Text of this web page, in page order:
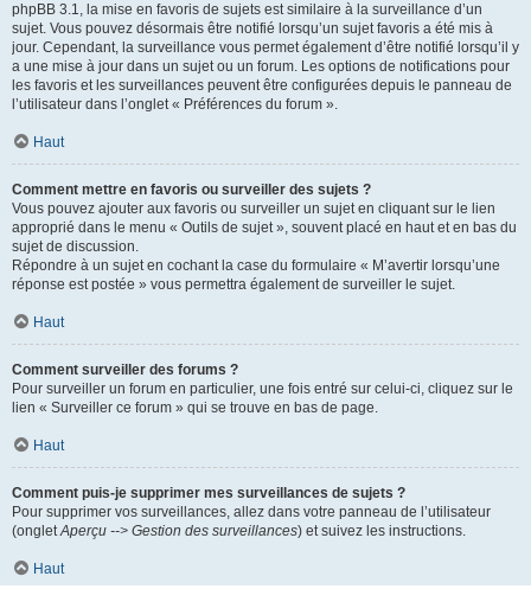
phpBB 3.1, la mise en favoris de sujets est similaire à la surveillance d’un
sujet. Vous pouvez désormais être notifié lorsqu’un sujet favoris a été mis à
jour. Cependant, la surveillance vous permet également d’être notifié lorsqu’il y
a une mise à jour dans un sujet ou un forum. Les options de notifications pour
les favoris et les surveillances peuvent être configurées depuis le panneau de
l’utilisateur dans l’onglet « Préférences du forum ».
Haut
Comment mettre en favoris ou surveiller des sujets ?
Vous pouvez ajouter aux favoris ou surveiller un sujet en cliquant sur le lien
approprié dans le menu « Outils de sujet », souvent placé en haut et en bas du
sujet de discussion.
Répondre à un sujet en cochant la case du formulaire « M’avertir lorsqu’une
réponse est postée » vous permettra également de surveiller le sujet.
Haut
Comment surveiller des forums ?
Pour surveiller un forum en particulier, une fois entré sur celui-ci, cliquez sur le
lien « Surveiller ce forum » qui se trouve en bas de page.
Haut
Comment puis-je supprimer mes surveillances de sujets ?
Pour supprimer vos surveillances, allez dans votre panneau de l’utilisateur
(ongletAperçu --> Gestion des surveillances) et suivez les instructions.
Haut